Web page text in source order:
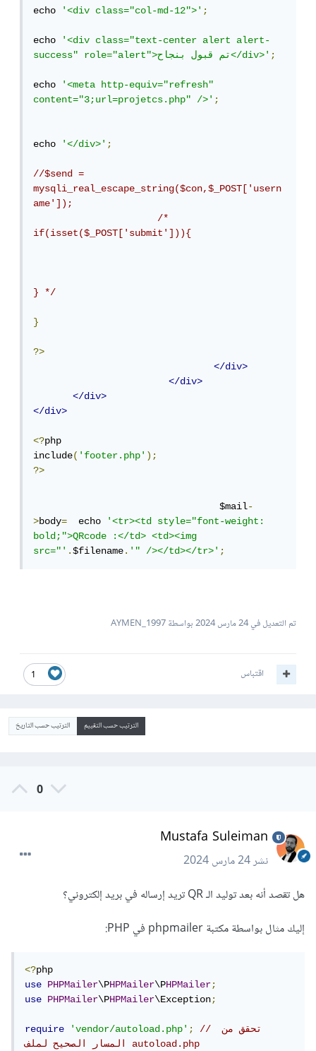
echo '<div class="col-md-12">';
echo '<div class="text-center alert alert-
success" role="alert">تم قبول بنجاح</div>';
echo '<meta http-equiv="refresh"
content="3;url=projetcs.php" />';
echo '</div>';
//$send =
mysqli_real_escape_string($con,$_POST['usern
ame']);
/*
if(isset($_POST['submit'])){
} */
}
?>
</div>
</div>
</div>
</div>
<?php
include('footer.php');
?>
                                 $mail
-
>body=
  echo
'<tr><td style="font-weight:
bold;">QRcode :</td> <td><img
src="'.$filename.'" /></td></tr>';
تم التعديل في24 مارس 2024 بواسطة AYMEN_1997
1 اقتباس
الترتيب حسب التقييم الترتيب حسب التاريخ
0
Mustafa Suleiman
نشر24 مارس 2024
هل تقصد أنه بعد توليد الـ QR تريد إرساله في بريد إلكتروني؟
إليك مثال بواسطة مكتبة phpmailer في PHP:
<?
use
PHPMailer\PHPMailer\PHPMailer;
use
PHPMailer\PHPMailer\Exception;
require 'vendor/autoload.php';
// تحقق من
المسار الصحيح لملف autoload.php